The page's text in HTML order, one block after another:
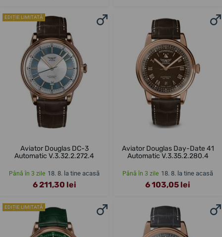
EDIȚIE LIMITATĂ
Aviator Douglas DC-3
Automatic V.3.32.2.272.4
Până în 3 zile 18. 8. la tine acasă
6 211,30 lei
Aviator Douglas Day-Date 41
Automatic V.3.35.2.280.4
Până în 3 zile 18. 8. la tine acasă
6 103,05 lei
EDIȚIE LIMITATĂ